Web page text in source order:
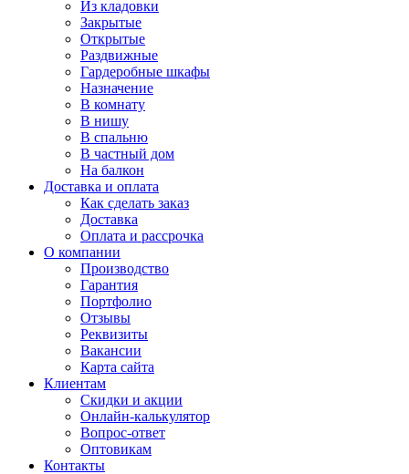
Из кладовки
Закрытые
Открытые
Раздвижные
Гардеробные шкафы
Назначение
В комнату
В нишу
В спальню
В частный дом
На балкон
Доставка и оплата
Как сделать заказ
Доставка
Оплата и рассрочка
О компании
Производство
Гарантия
Портфолио
Отзывы
Реквизиты
Вакансии
Карта сайта
Клиентам
Скидки и акции
Онлайн-калькулятор
Вопрос-ответ
Оптовикам
Контакты